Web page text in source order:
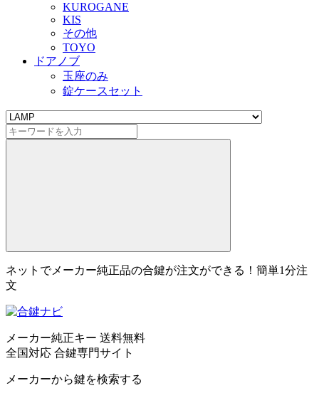
KUROGANE
KIS
その他
TOYO
ドアノブ
玉座のみ
錠ケースセット
ネットでメーカー純正品の合鍵が注文ができる！簡単1分注
文
メーカー純正キー 送料無料
全国対応 合鍵専門サイト
メーカーから鍵を検索する